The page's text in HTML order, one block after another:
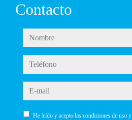
Contacto
nombre
teléfono
e-mail
He leído y acepto las condiciones de uso y